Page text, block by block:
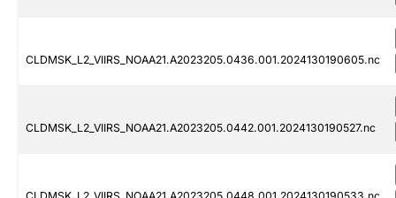
CLDMSK_L2_VIIRS_NOAA21.A2023205.0436.001.2024130190605.nc
CLDMSK_L2_VIIRS_NOAA21.A2023205.0442.001.2024130190527.nc